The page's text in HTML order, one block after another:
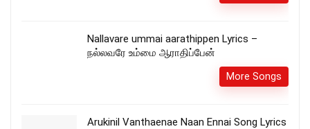
Nallavare ummai aarathippen Lyrics –
நல்லவரே உம்மை ஆராதிப்பேன்
More Songs
Arukinil Vanthaenae Naan Ennai Song Lyrics